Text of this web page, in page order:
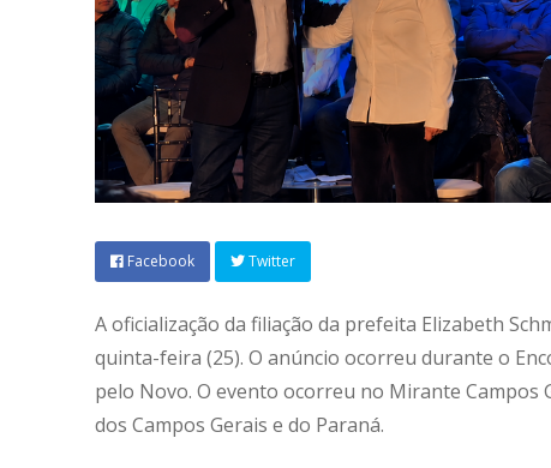
Facebook Twitter
A oficialização da filiação da prefeita Elizabeth
quinta-feira (25). O anúncio ocorreu durante o
pelo Novo. O evento ocorreu no Mirante Campos
dos Campos Gerais e do Paraná.